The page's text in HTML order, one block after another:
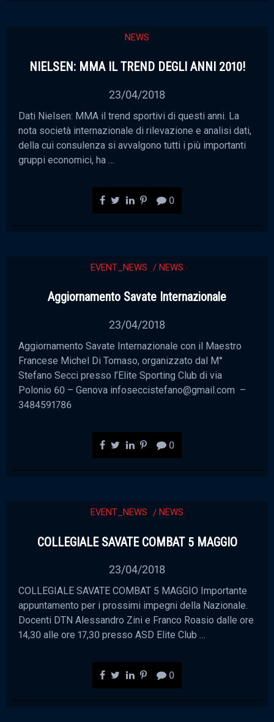
NEWS
NIELSEN: MMA IL TREND DEGLI ANNI 2010!
23/04/2018
Dati Nielsen: MMA il trend sportivi di questi anni. La
nota società internazionale di rilevazione e analisi dati,
della cui consulenza si avvalgono tutti i più importanti
gruppi economici, ha …
0
EVENT_NEWS NEWS
Aggiornamento Savate Internazionale
23/04/2018
Aggiornamento Savate Internazionale con il Maestro
Francese Michel Di Tomaso, organizzato dal M°
Stefano Secci presso l’Elite Sporting Club di via
Polonio 60 – Genova infoseccistefano@gmail.com –
3484591786
0
EVENT_NEWS NEWS
COLLEGIALE SAVATE COMBAT 5 MAGGIO
23/04/2018
COLLEGIALE SAVATE COMBAT 5 MAGGIO Importante
appuntamento per i prossimi impegni della Nazionale.
Docenti DTN Alessandro Zini e Franco Roasio dalle ore
14,30 alle ore 17,30 presso ASD Elite Club …
0